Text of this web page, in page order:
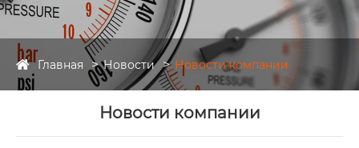
Главная Новости Новости компании
Новости компании